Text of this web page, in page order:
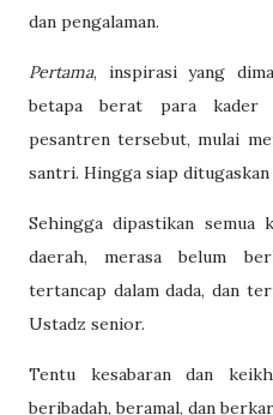
dan pengalaman.
Pertama, inspirasi yang
betapa berat para kader
pesantren tersebut, mulai
santri. Hingga siap
Sehingga dipastikan semua
daerah, merasa belum
tertancap dalam dada, dan
Ustadz senior.
Tentu kesabaran dan
beribadah, beramal, dan